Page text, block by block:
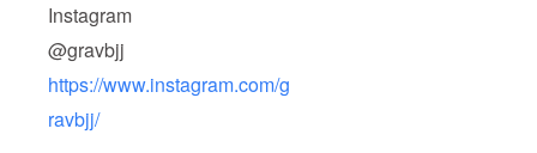
Instagram
@gravbjj
https://www.instagram.com/g
ravbjj/